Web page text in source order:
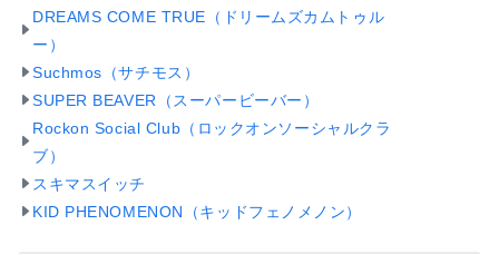
DREAMS COME TRUE（ドリームズカムトゥル
ー）
Suchmos（サチモス）
SUPER BEAVER（スーパービーバー）
Rockon Social Club（ロックオンソーシャルクラ
ブ）
スキマスイッチ
KID PHENOMENON（キッドフェノメノン）